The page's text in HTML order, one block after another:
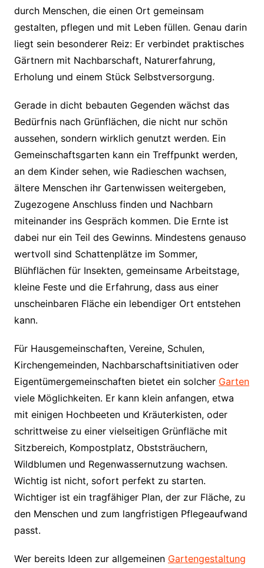
durch Menschen, die einen Ort gemeinsam
gestalten, pflegen und mit Leben füllen. Genau darin
liegt sein besonderer Reiz: Er verbindet praktisches
Gärtnern mit Nachbarschaft, Naturerfahrung,
Erholung und einem Stück Selbstversorgung.
Gerade in dicht bebauten Gegenden wächst das
Bedürfnis nach Grünflächen, die nicht nur schön
aussehen, sondern wirklich genutzt werden. Ein
Gemeinschaftsgarten kann ein Treffpunkt werden,
an dem Kinder sehen, wie Radieschen wachsen,
ältere Menschen ihr Gartenwissen weitergeben,
Zugezogene Anschluss finden und Nachbarn
miteinander ins Gespräch kommen. Die Ernte ist
dabei nur ein Teil des Gewinns. Mindestens genauso
wertvoll sind Schattenplätze im Sommer,
Blühflächen für Insekten, gemeinsame Arbeitstage,
kleine Feste und die Erfahrung, dass aus einer
unscheinbaren Fläche ein lebendiger Ort entstehen
kann.
Für Hausgemeinschaften, Vereine, Schulen,
Kirchengemeinden, Nachbarschaftsinitiativen oder
Eigentümergemeinschaften bietet ein solcher Garten
viele Möglichkeiten. Er kann klein anfangen, etwa
mit einigen Hochbeeten und Kräuterkisten, oder
schrittweise zu einer vielseitigen Grünfläche mit
Sitzbereich, Kompostplatz, Obststräuchern,
Wildblumen und Regenwassernutzung wachsen.
Wichtig ist nicht, sofort perfekt zu starten.
Wichtiger ist ein tragfähiger Plan, der zur Fläche, zu
den Menschen und zum langfristigen Pflegeaufwand
passt.
Wer bereits Ideen zur allgemeinen Gartengestaltung